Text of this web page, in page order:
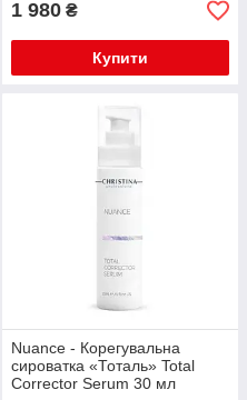
1 980 ₴
Купити
Nuance - Корегувальна
сироватка «Тоталь» Total
Corrector Serum 30 мл